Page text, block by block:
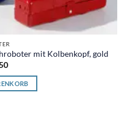
mit Kolbenkopf, gold